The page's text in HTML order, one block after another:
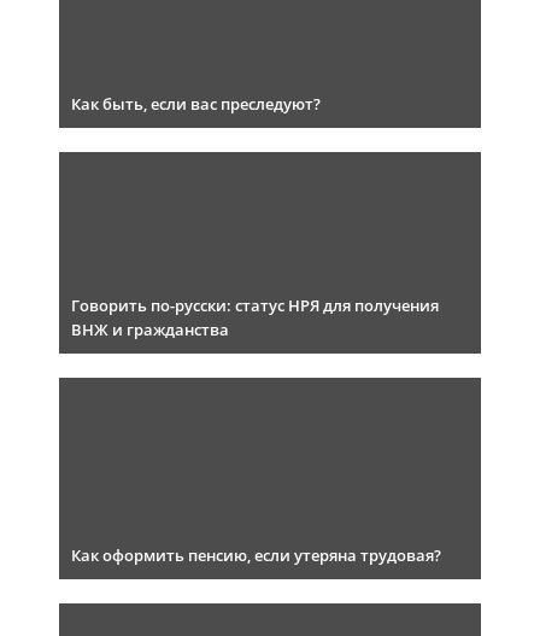
Как быть, если вас преследуют?
Говорить по-русски: статус НРЯ для получения
ВНЖ и гражданства
Как оформить пенсию, если утеряна трудовая?